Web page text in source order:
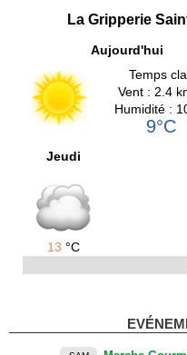
La Gripperie
Aujourd'hui
Temps
Vent : 2.4
Humidité :
9°C
Jeudi
13 °C